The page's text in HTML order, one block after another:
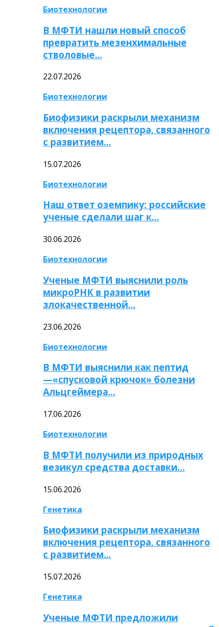
Биотехнологии
В МФТИ нашли новый способ
превратить мезенхимальные
стволовые…
22.07.2026
Биотехнологии
Биофизики раскрыли механизм
включения рецептора, связанного
с развитием…
15.07.2026
Биотехнологии
Наш ответ оземпику: российские
ученые сделали шаг к…
30.06.2026
Биотехнологии
Ученые МФТИ выяснили роль
микроРНК в развитии
злокачественной…
23.06.2026
Биотехнологии
В МФТИ выяснили как пептид
—«спусковой крючок» болезни
Альцгеймера…
17.06.2026
Биотехнологии
В МФТИ получили из природных
везикул средства доставки…
15.06.2026
Генетика
Биофизики раскрыли механизм
включения рецептора, связанного
с развитием…
15.07.2026
Генетика
Ученые МФТИ предложили